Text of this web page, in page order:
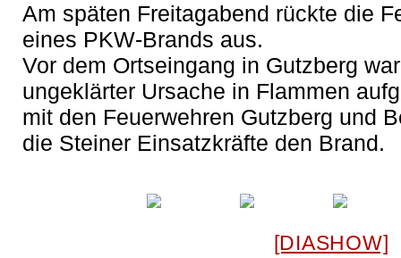
Am späten Freitagabend rückte die
eines PKW-Brands aus.
Vor dem Ortseingang in Gutzberg
ungeklärter Ursache in Flammen
mit den Feuerwehren Gutzberg und
die Steiner Einsatzkräfte den Brand.
[DIASHOW]